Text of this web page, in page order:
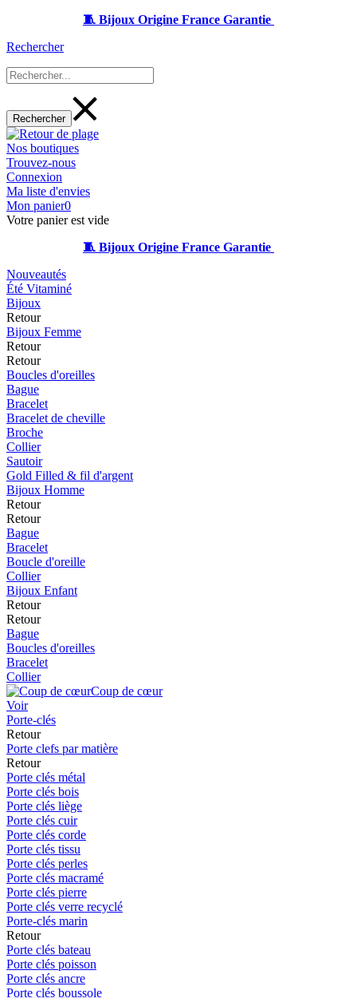
🧵 Bijoux Origine France Garantie
Rechercher
Nos boutiques
Trouvez-nous
Connexion
Ma liste d'envies
Mon panier0
Votre panier est vide
🧵 Bijoux Origine France Garantie
Nouveautés
Été Vitaminé
Bijoux
Retour
Bijoux Femme
Retour
Retour
Boucles d'oreilles
Bague
Bracelet
Bracelet de cheville
Broche
Collier
Sautoir
Gold Filled & fil d'argent
Bijoux Homme
Retour
Retour
Bague
Bracelet
Boucle d'oreille
Collier
Bijoux Enfant
Retour
Retour
Bague
Boucles d'oreilles
Bracelet
Collier
Coup de cœur
Voir
Porte-clés
Retour
Porte clefs par matière
Retour
Porte clés métal
Porte clés bois
Porte clés liège
Porte clés cuir
Porte clés corde
Porte clés tissu
Porte clés perles
Porte clés macramé
Porte clés pierre
Porte clés verre recyclé
Porte-clés marin
Retour
Porte clés bateau
Porte clés poisson
Porte clés ancre
Porte clés boussole